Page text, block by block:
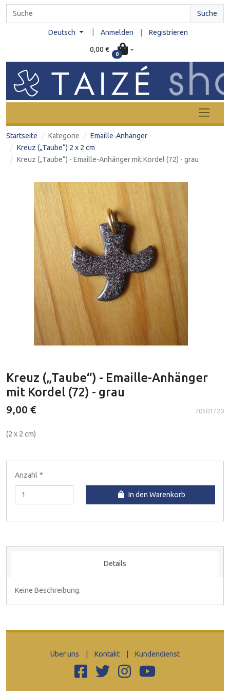
Suche
Deutsch Anmelden Registrieren
0,00 €
0
Startseite Kategorie
Emaille-Anhänger
Kreuz („Taube“) 2 x 2 cm
Kreuz („Taube“) - Emaille-Anhänger mit Kordel (72) - grau
Kreuz („Taube“) - Emaille-Anhänger
mit Kordel (72) - grau
9,00 € 70501720
(2 x 2 cm)
Anzahl
In den Warenkorb
Details
Keine Beschreibung.
Über uns Kontakt Kundendienst